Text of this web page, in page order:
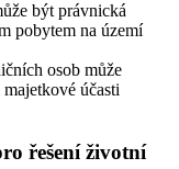
být právnická
pobytem na území
osob může
účasti
řešení životní